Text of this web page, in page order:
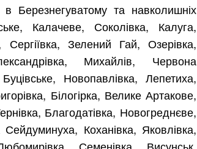
Березнегуватому та навколишніх
Калачеве, Соколівка, Калуга,
Зелений Гай, Озерівка,
Михайлів, Червона
Новопавлівка, Лепетиха,
Білогірка, Велике Артакове,
Благодатівка, Новогреднєве,
Коханівка, Яковлівка,